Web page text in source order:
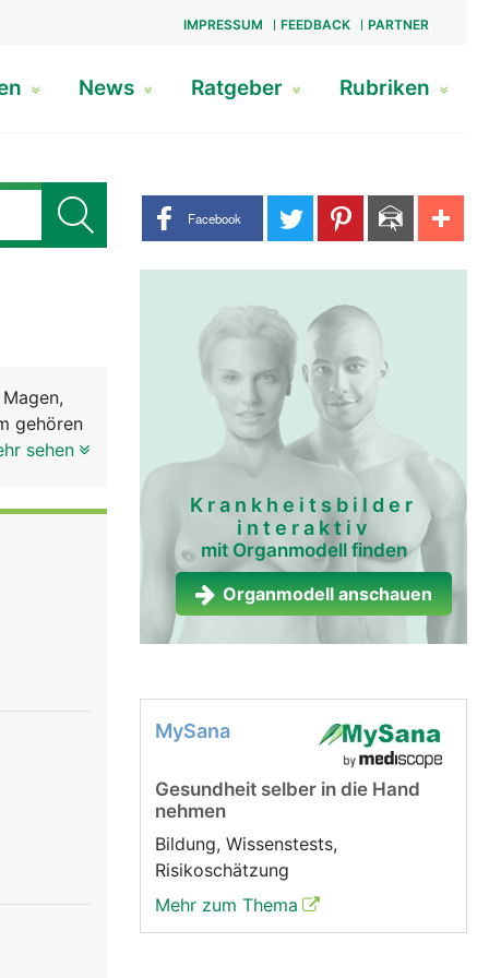
IMPRESSUM FEEDBACK PARTNER
News Ratgeber Rubriken
Share buttons
Facebook
gehören
Nahrung
sehen
Krankheitsbilder
interaktiv
mit Organmodell finden
Organmodell anschauen
MySana
Gesundheit selber in die Hand
nehmen
Bildung, Wissenstests,
Risikoschätzung
Mehr zum Thema